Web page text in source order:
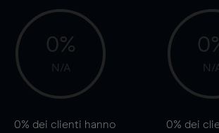
0%
N/A
0% dei clienti hanno
N/
0% dei